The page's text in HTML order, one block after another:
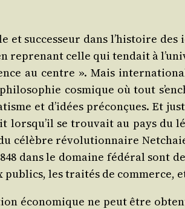
et suc­ces­seur dans l’his­toire
repre­nant celle qui ten­dait à
au centre ». Mais
cos­mique où tout
et d’i­dées pré­con­çues. Et
lors­qu’il se trou­vait au pays du
célèbre révo­lu­tion­naire
dans le domaine fédé­ral sont
publics, les trai­tés de com­merce,
éco­no­mique ne peut être